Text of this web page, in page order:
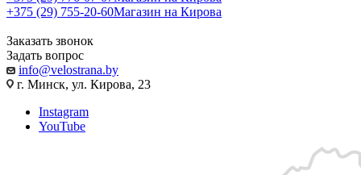
+375 (29) 755-20-60Магазин на Кирова
Заказать звонок
Задать вопрос
info@velostrana.by
г. Минск, ул. Кирова, 23
Instagram
YouTube